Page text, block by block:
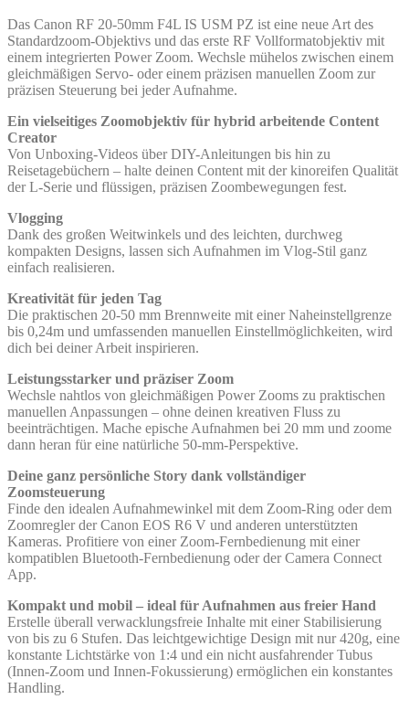
Das Canon RF 20-50mm F4L IS USM PZ ist eine neue Art des
Standardzoom-Objektivs und das erste RF Vollformatobjektiv mit
einem integrierten Power Zoom. Wechsle mühelos zwischen einem
gleichmäßigen Servo- oder einem präzisen manuellen Zoom zur
präzisen Steuerung bei jeder Aufnahme.
Ein vielseitiges Zoomobjektiv für hybrid arbeitende Content
Creator
Von Unboxing-Videos über DIY-Anleitungen bis hin zu
Reisetagebüchern – halte deinen Content mit der kinoreifen Qualität
der L-Serie und flüssigen, präzisen Zoombewegungen fest.
Vlogging
Dank des großen Weitwinkels und des leichten, durchweg
kompakten Designs, lassen sich Aufnahmen im Vlog-Stil ganz
einfach realisieren.
Kreativität für jeden Tag
Die praktischen 20-50 mm Brennweite mit einer Naheinstellgrenze
bis 0,24m und umfassenden manuellen Einstellmöglichkeiten, wird
dich bei deiner Arbeit inspirieren.
Leistungsstarker und präziser Zoom
Wechsle nahtlos von gleichmäßigen Power Zooms zu praktischen
manuellen Anpassungen – ohne deinen kreativen Fluss zu
beeinträchtigen. Mache epische Aufnahmen bei 20 mm und zoome
dann heran für eine natürliche 50-mm-Perspektive.
Deine ganz persönliche Story dank vollständiger
Zoomsteuerung
Finde den idealen Aufnahmewinkel mit dem Zoom-Ring oder dem
Zoomregler der Canon EOS R6 V und anderen unterstützten
Kameras. Profitiere von einer Zoom-Fernbedienung mit einer
kompatiblen Bluetooth-Fernbedienung oder der Camera Connect
App.
Kompakt und mobil – ideal für Aufnahmen aus freier Hand
Erstelle überall verwacklungsfreie Inhalte mit einer Stabilisierung
von bis zu 6 Stufen. Das leichtgewichtige Design mit nur 420g, eine
konstante Lichtstärke von 1:4 und ein nicht ausfahrender Tubus
(Innen-Zoom und Innen-Fokussierung) ermöglichen ein konstantes
Handling.